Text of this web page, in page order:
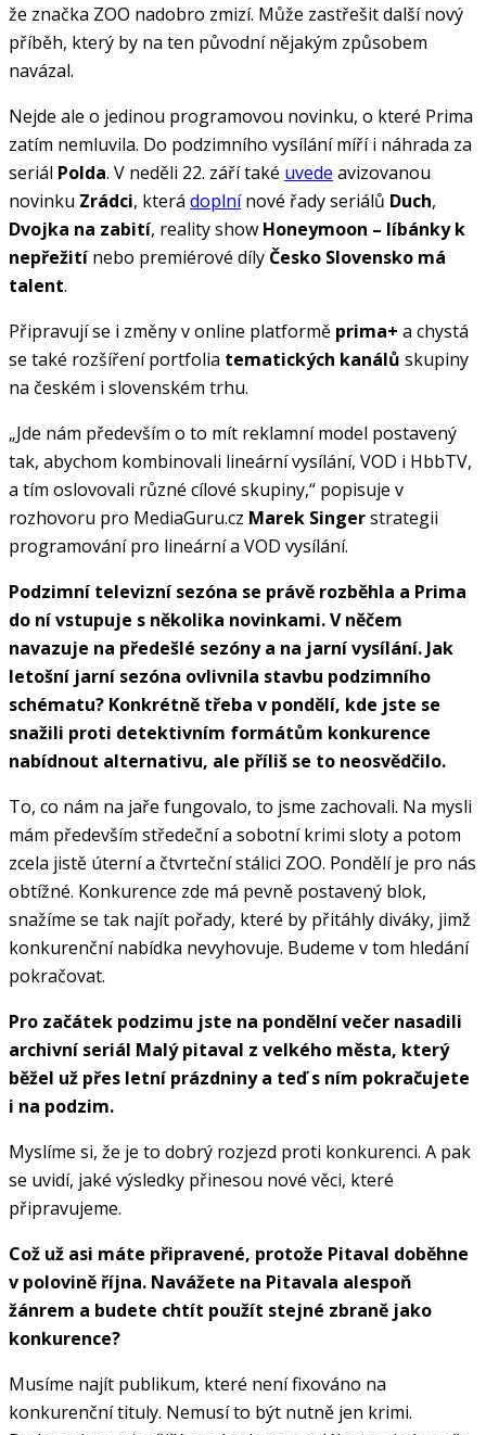
že značka ZOO nadobro zmizí. Může zastřešit další nový
příběh, který by na ten původní nějakým způsobem
navázal.
Nejde ale o jedinou programovou novinku, o které Prima
zatím nemluvila. Do podzimního vysílání míří i náhrada za
seriál Polda. V neděli 22. září také uvede avizovanou
novinku Zrádci, která doplnínové řady seriálů Duch,
Dvojka na zabití, reality show Honeymoon – líbánky k
nepřežití nebo premiérové díly Česko Slovensko má
talent.
Připravují se i změny v online platformě prima+ a chystá
se také rozšíření portfolia tematických kanálů skupiny
na českém i slovenském trhu.
„Jde nám především o to mít reklamní model postavený
tak, abychom kombinovali lineární vysílání, VOD i HbbTV,
a tím oslovovali různé cílové skupiny,“ popisuje v
rozhovoru pro MediaGuru.cz Marek Singerstrategii
programování pro lineární a VOD vysílání.
Podzimní televizní sezóna se právě rozběhla a Prima
do ní vstupuje s několika novinkami. V něčem
navazuje na předešlé sezóny a na jarní vysílání. Jak
letošní jarní sezóna ovlivnila stavbu podzimního
schématu? Konkrétně třeba v pondělí, kde jste se
snažili proti detektivním formátům konkurence
nabídnout alternativu, ale příliš se to neosvědčilo.
To, co nám na jaře fungovalo, to jsme zachovali. Na mysli
mám především středeční a sobotní krimi sloty a potom
zcela jistě úterní a čtvrteční stálici ZOO. Pondělí je pro nás
obtížné. Konkurence zde má pevně postavený blok,
snažíme se tak najít pořady, které by přitáhly diváky, jimž
konkurenční nabídka nevyhovuje. Budeme v tom hledání
pokračovat.
Pro začátek podzimu jste na pondělní večer nasadili
archivní seriál Malý pitaval z velkého města, který
běžel už přes letní prázdniny a teď s ním pokračujete
i na podzim.
Myslíme si, že je to dobrý rozjezd proti konkurenci. A pak
se uvidí, jaké výsledky přinesou nové věci, které
připravujeme.
Což už asi máte připravené, protože Pitaval doběhne
v polovině října. Navážete na Pitavala alespoň
žánrem a budete chtít použít stejné zbraně jako
konkurence?
Musíme najít publikum, které není fixováno na
konkurenční tituly. Nemusí to být nutně jen krimi.